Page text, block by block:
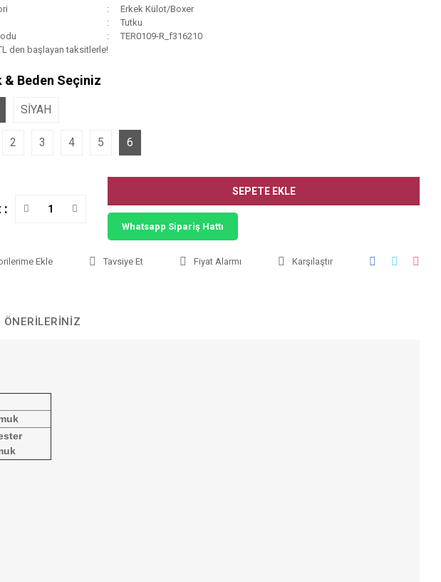
Erkek Külot/Boxer
Tutku
TER0109-R_f316210
den başlayan taksitlerle!
& Beden Seçiniz
SİYAH
2 3 4 5 6
:
SEPETE EKLE
Whatsapp Sipariş Hattı
Tavsiye Et Fiyat Alarmı Karşılaştır
ÖNERILERINIZ